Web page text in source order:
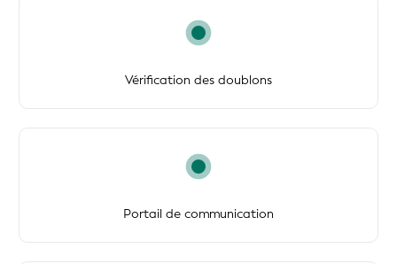
Vérification des doublons
Portail de communication